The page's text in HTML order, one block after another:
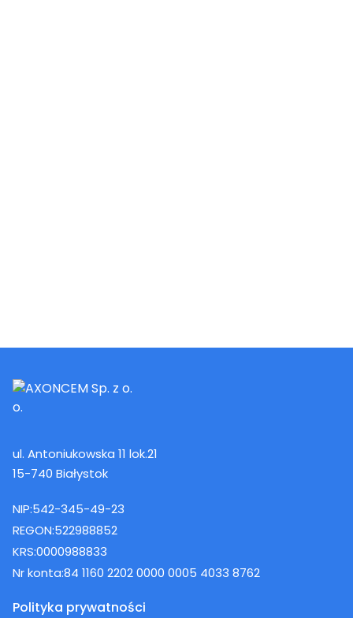
ul. Antoniukowska 11 lok.21
15-740 Białystok
NIP:542-345-49-23
REGON:522988852
KRS:0000988833
Nr konta:84 1160 2202 0000 0005 4033 8762
Polityka prywatności